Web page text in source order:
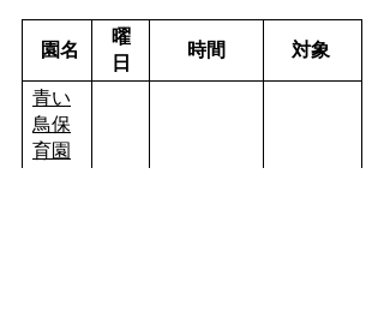
園名
曜
日
時間 対象
青い
鳥保
育園